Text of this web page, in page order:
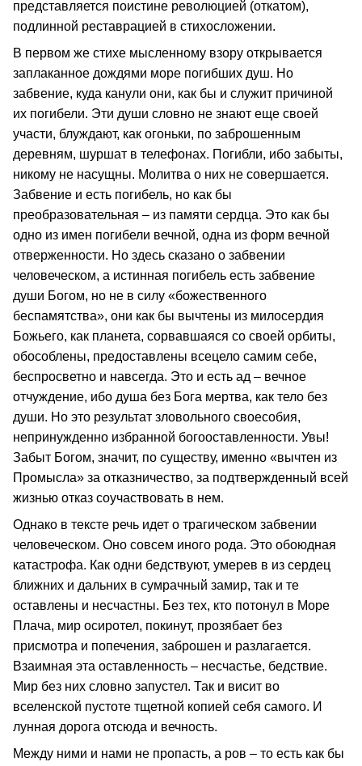
представляется поистине революцией (откатом),
подлинной реставрацией в стихосложении.
В первом же стихе мысленному взору открывается
заплаканное дождями море погибших душ. Но
забвение, куда канули они, как бы и служит причиной
их погибели. Эти души словно не знают еще своей
участи, блуждают, как огоньки, по заброшенным
деревням, шуршат в телефонах. Погибли, ибо забыты,
никому не насущны. Молитва о них не совершается.
Забвение и есть погибель, но как бы
преобразовательная – из памяти сердца. Это как бы
одно из имен погибели вечной, одна из форм вечной
отверженности. Но здесь сказано о забвении
человеческом, а истинная погибель есть забвение
души Богом, но не в силу «божественного
беспамятства», они как бы вычтены из милосердия
Божьего, как планета, сорвавшаяся со своей орбиты,
обособлены, предоставлены всецело самим себе,
беспросветно и навсегда. Это и есть ад – вечное
отчуждение, ибо душа без Бога мертва, как тело без
души. Но это результат зловольного своесобия,
непринужденно избранной богооставленности. Увы!
Забыт Богом, значит, по существу, именно «вычтен из
Промысла» за отказничество, за подтвержденный всей
жизнью отказ соучаствовать в нем.
Однако в тексте речь идет о трагическом забвении
человеческом. Оно совсем иного рода. Это обоюдная
катастрофа. Как одни бедствуют, умерев в из сердец
ближних и дальних в сумрачный замир, так и те
оставлены и несчастны. Без тех, кто потонул в Море
Плача, мир осиротел, покинут, прозябает без
присмотра и попечения, заброшен и разлагается.
Взаимная эта оставленность – несчастье, бедствие.
Мир без них словно запустел. Так и висит во
вселенской пустоте тщетной копией себя самого. И
лунная дорога отсюда и вечность.
Между ними и нами не пропасть, а ров – то есть как бы